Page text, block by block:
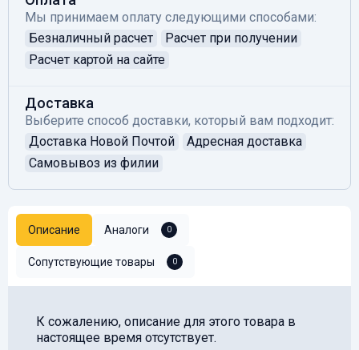
Мы принимаем оплату следующими способами:
Безналичный расчет
Расчет при получении
Расчет картой на сайте
Доставка
Выберите способ доставки, который вам подходит:
Доставка Новой Почтой
Адресная доставка
Самовывоз из филии
Описание Аналоги 0
Сопутствующие товары 0
К сожалению, описание для этого товара в
настоящее время отсутствует.